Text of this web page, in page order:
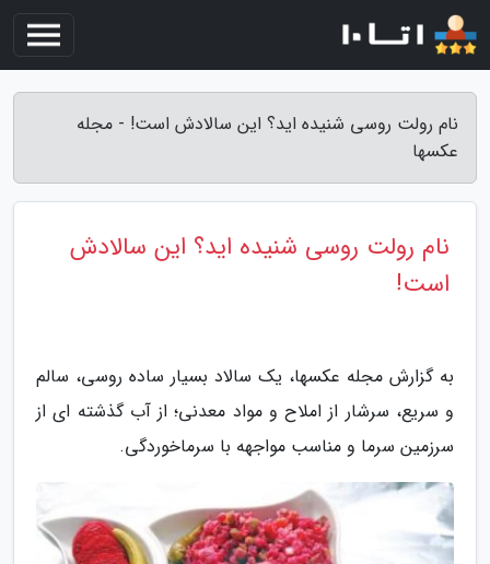
نام رولت روسی شنیده اید؟ این سالادش است! - مجله
عکسها
نام رولت روسی شنیده اید؟ این سالادش
است!
به گزارش مجله عکسها، یک سالاد بسیار ساده روسی، سالم
و سریع، سرشار از املاح و مواد معدنی؛ از آب گذشته ای از
سرزمین سرما و مناسب مواجهه با سرماخوردگی.